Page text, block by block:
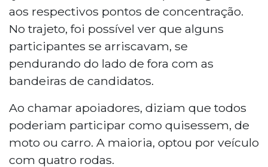
aos respectivos pontos de concentração.
No trajeto, foi possível ver que alguns
participantes se arriscavam, se
pendurando do lado de fora com as
bandeiras de candidatos.
Ao chamar apoiadores, diziam que todos
poderiam participar como quisessem, de
moto ou carro. A maioria, optou por veículo
com quatro rodas.